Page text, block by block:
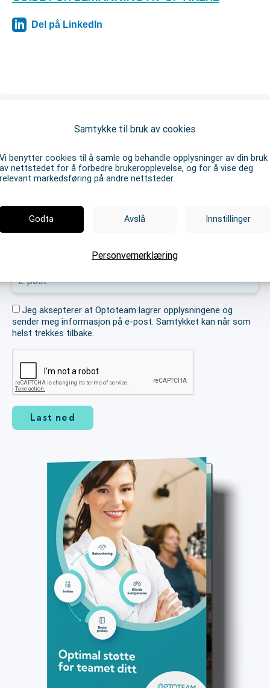
Del på LinkedIn
Last ned Guide: Slik skaper
vi vekst for din forretning
Jeg aksepterer at Optoteam lagrer opplysningene og
sender meg informasjon på e-post. Samtykket kan når som
helst trekkes tilbake.
Samtykke til bruk av cookies
Vi benytter cookies til å samle og behandle opplysninger av din bruk
av nettstedet for å forbedre brukeropplevelse, og for å vise deg
relevant markedsføring på andre nettsteder.
Godta Avslå Innstillinger
Personvernerklæring